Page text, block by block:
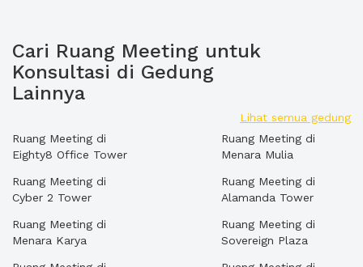
Cari Ruang Meeting untuk
Konsultasi di Gedung
Lainnya
Lihat semua gedung
Ruang Meeting di
Eighty8 Office Tower
Ruang Meeting di
Cyber 2 Tower
Ruang Meeting di
Menara Karya
Ruang Meeting di
Menara Mulia
Ruang Meeting di
Alamanda Tower
Ruang Meeting di
Sovereign Plaza